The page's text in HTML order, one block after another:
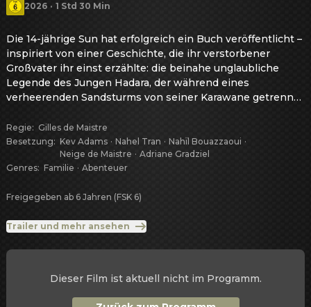
2026 · 1 Std 30 Min
Die 14-jährige Sun hat erfolgreich ein Buch veröffentlicht –
inspiriert von einer Geschichte, die ihr verstorbener
Großvater ihr einst erzählte: die beinahe unglaubliche
Legende des Jungen Hadara, der während eines
verheerenden Sandsturms von seiner Karawane getrennt
unwirtlichen Weite der Sahara wächst er fortan fernab
seiner Familie auf, begleitet nur von seinem treusten
Gefährten, einem jungen Wüstenfuchs. Als Sun im
Rahmen einer Preisverleihung für ihr Buch selbst zu einer
dem gleichaltrigen Nomadenmädchen Kharouba – und
weit mehr ist als eine einfache Gute-Nacht-Geschichte…
Regie: Gilles de Maistre
Besetzung: Kev Adams · Nahel Tran · Nahïl Bouazzaoui ·
Neige de Maistre · Adriane Gradziel
Genres: Familie · Abenteuer
Freigegeben ab 6 Jahren (FSK 6)
Trailer und mehr ansehen
Dieser Film ist aktuell nicht im Programm.